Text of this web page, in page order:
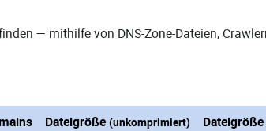
— mithilfe von DNS-Zone-Dateien,
Dateigröße (unkomprimiert) Dateigröße